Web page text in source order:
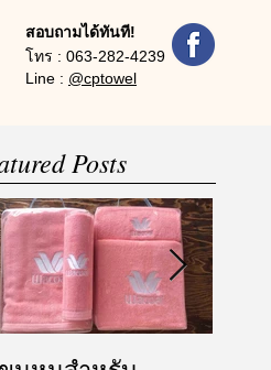
สอบถามได้ทันที!
โทร : 063-282-4239
Line : @cptowel
Posts